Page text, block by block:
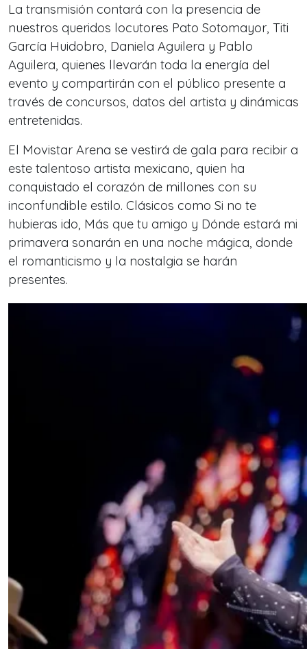
La transmisión contará con la presencia de
nuestros queridos locutores Pato Sotomayor, Titi
García Huidobro, Daniela Aguilera y Pablo
Aguilera, quienes llevarán toda la energía del
evento y compartirán con el público presente a
través de concursos, datos del artista y dinámicas
entretenidas.
El Movistar Arena se vestirá de gala para recibir a
este talentoso artista mexicano, quien ha
conquistado el corazón de millones con su
inconfundible estilo. Clásicos como Si no te
hubieras ido, Más que tu amigo y Dónde estará mi
primavera sonarán en una noche mágica, donde
el romanticismo y la nostalgia se harán
presentes.